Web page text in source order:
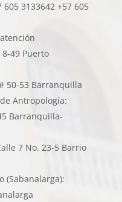
605 3133642 +57 605
49 Puerto
50-53 Barranquilla
Antropología:
Barranquilla-
7 No. 23-5 Barrio
(Sabanalarga):